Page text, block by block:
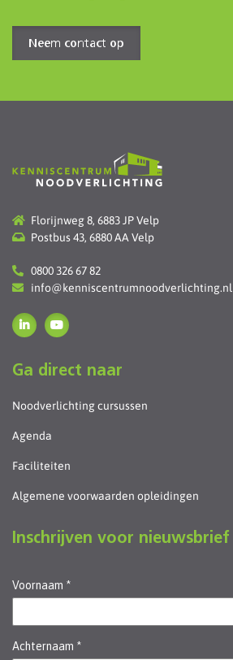
Neem contact op
Florijnweg 8, 6883 JP Velp
Postbus 43, 6880 AA Velp
0800 326 67 82
info@kenniscentrumnoodverlichting.nl
Ga direct naar
Noodverlichting cursussen
Agenda
Faciliteiten
Algemene voorwaarden opleidingen
Inschrijven voor nieuwsbrief